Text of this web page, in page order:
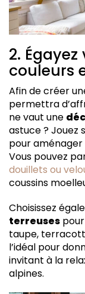
2.
couleurs
Afin de créer
permettra
ne vaut une
astuce ? Jouez
pour
Vous pouvez
douillets ou
coussins
Choisissez
terreuses
taupe,
l’idéal pour
invitant à la
alpines.